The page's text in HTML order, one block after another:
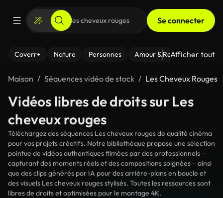
Se connecter
Coverr+ Nature Personnes Amour & Relations Le
Afficher tout
Maison Séquences vidéo de stock Les Cheveux Rouges
Vidéos libres de droits sur Les
cheveux rouges
Téléchargez des séquences Les cheveux rouges de qualité cinéma
pour vos projets créatifs. Notre bibliothèque propose une sélection
pointue de vidéos authentiques filmées par des professionnels –
capturant des moments réels et des compositions soignées – ainsi
que des clips générés par IA pour des arrière-plans en boucle et
des visuels Les cheveux rouges stylisés. Toutes les ressources sont
libres de droits et optimisées pour le montage 4K.